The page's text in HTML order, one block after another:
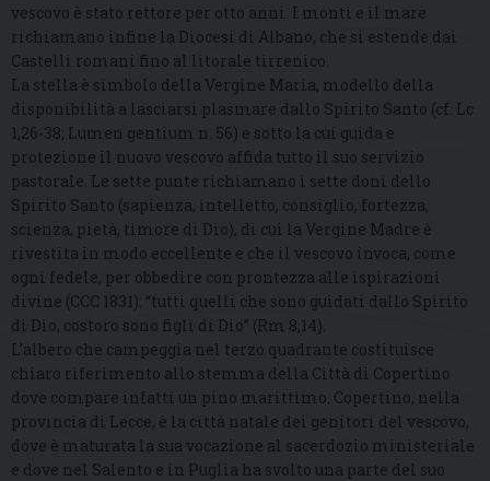
vescovo è stato rettore per otto anni. I monti e il mare
richiamano infine la Diocesi di Albano, che si estende dai
Castelli romani fino al litorale tirrenico.
La stella è simbolo della Vergine Maria, modello della
disponibilità a lasciarsi plasmare dallo Spirito Santo (cf. Lc
1,26-38; Lumen gentium n. 56) e sotto la cui guida e
protezione il nuovo vescovo affida tutto il suo servizio
pastorale. Le sette punte richiamano i sette doni dello
Spirito Santo (sapienza, intelletto, consiglio, fortezza,
scienza, pietà, timore di Dio), di cui la Vergine Madre è
rivestita in modo eccellente e che il vescovo invoca, come
ogni fedele, per obbedire con prontezza alle ispirazioni
divine (CCC 1831): “tutti quelli che sono guidati dallo Spirito
di Dio, costoro sono figli di Dio” (Rm 8,14).
L’albero che campeggia nel terzo quadrante costituisce
chiaro riferimento allo stemma della Città di Copertino
dove compare infatti un pino marittimo. Copertino, nella
provincia di Lecce, è la città natale dei genitori del vescovo,
dove è maturata la sua vocazione al sacerdozio ministeriale
e dove nel Salento e in Puglia ha svolto una parte del suo